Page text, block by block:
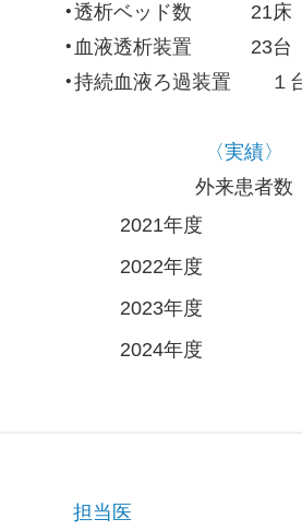
・透析ベッド数 21床
・血液透析装置 23台
・持続血液ろ過装置 １
〈実績〉
外来患者数
2021年度
2022年度
2023年度
2024年度
担当医